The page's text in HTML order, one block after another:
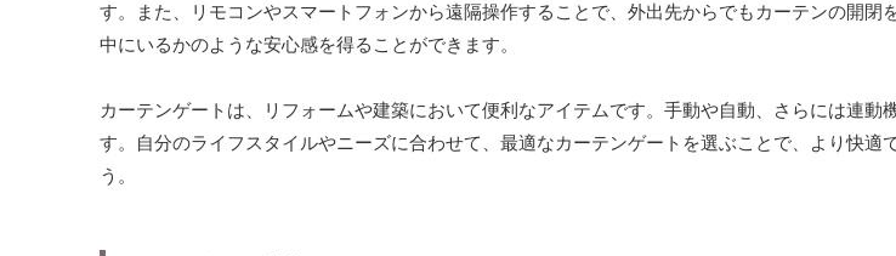
す。また、リモコンやスマートフォンから遠隔操作することで、外出先からでもカーテンの開閉
中にいるかのような安心感を得ることができます。
カーテンゲートは、リフォームや建築において便利なアイテムです。手動や自動、さらには連動
す。自分のライフスタイルやニーズに合わせて、最適なカーテンゲートを選ぶことで、より快適
う。